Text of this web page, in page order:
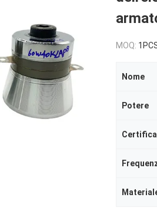
MOQ:
Nome
Potere